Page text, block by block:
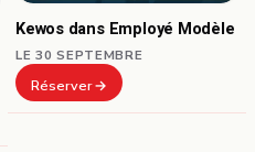
Kewos dans Employé Modèle
LE 30 SEPTEMBRE
Réserver